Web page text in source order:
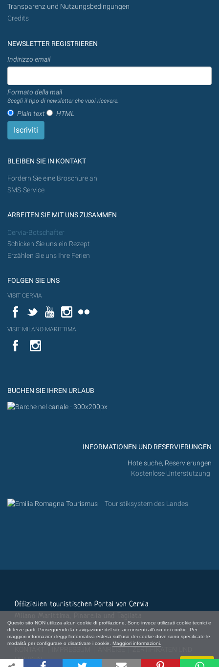
Questo sito NON utilizza alcun cookie di profilazione. Sono invece utilizzati cookie tecnici e
di terze parti. Proseguendo la navigazione del sito acconsenti all'uso dei cookie. Per
maggiori informazioni leggi l'informativa estesa sull'uso dei cookie dove sono specificate le
modalità per configurare o disattivare i cookie. Maggiori informazioni.
Chiudi
Transparenz und Nutzungsbedingungen
Credits
NEWSLETTER REGISTRIEREN
Indirizzo email
Formato della mail
Scegli il tipo di newsletter che vuoi ricevere.
Plain text HTML
BLEIBEN SIE IN KONTAKT
Fordern Sie eine Broschüre an
SMS-Service
ARBEITEN SIE MIT UNS ZUSAMMEN
Cervia-Botschafter
Schicken Sie uns ein Rezept
Erzählen Sie uns Ihre Ferien
FOLGEN SIE UNS
VISIT CERVIA
FacebookTwitterYouTubeInstagram
VISIT MILANO MARITTIMA
YouTube
BUCHEN SIE IHREN URLAUB
INFORMATIONEN UND RESERVIERUNGEN
Hotelsuche, Reservierungen
Kostenlose Unterstützung
Touristiksystem des Landes
Offiziellen touristischen Portal von Cervia
PREISEN